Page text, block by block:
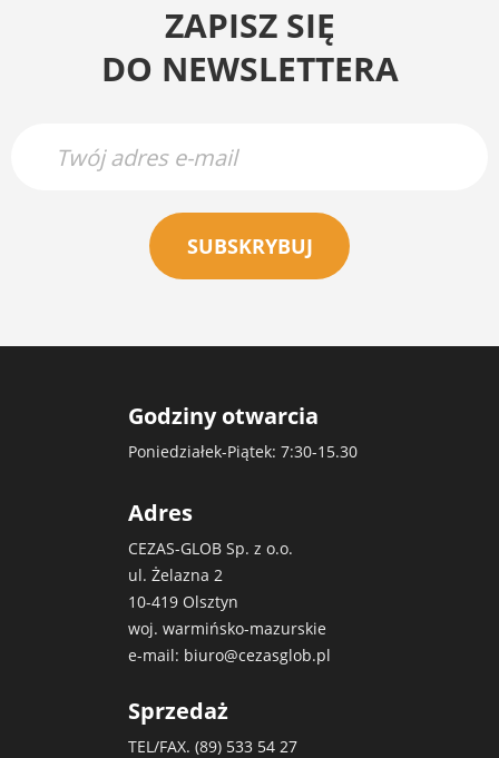
ZAPISZ SIĘ
DO NEWSLETTERA
SUBSKRYBUJ
Godziny otwarcia
Poniedziałek-Piątek: 7:30-15.30
Adres
CEZAS-GLOB Sp. z o.o.
ul. Żelazna 2
10-419 Olsztyn
woj. warmińsko-mazurskie
e-mail: biuro@cezasglob.pl
Sprzedaż
TEL/FAX. (89) 533 54 27